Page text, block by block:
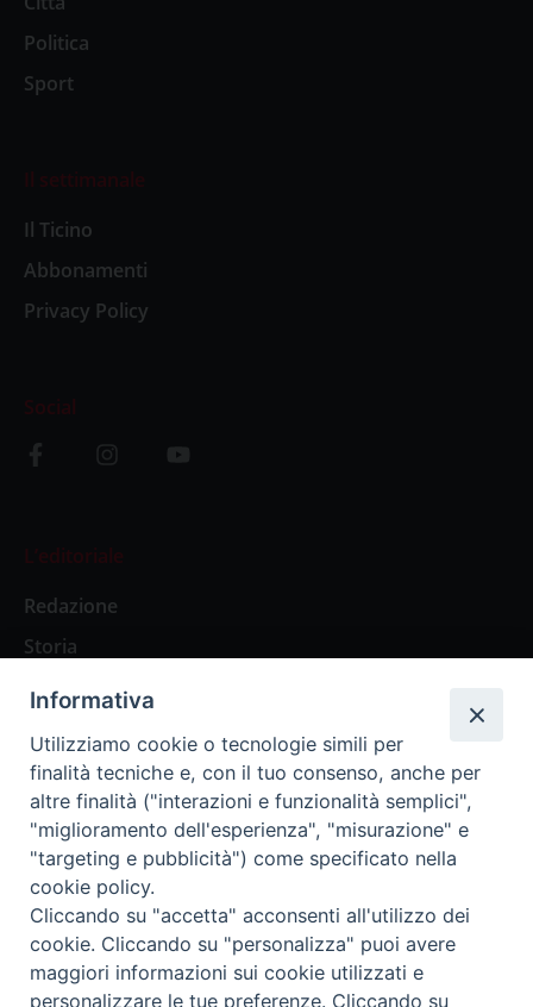
Politica
Sport
Il settimanale
Il Ticino
Abbonamenti
Privacy Policy
Social
L’editoriale
Redazione
Storia
Abbonamenti
Abbonamento Annuale Digitale
Abbonamento Annuale Cartaceo
Abbonamento Singola Copia Digitale
Informativa
Utilizziamo cookie o tecnologie simili per
finalità tecniche e, con il tuo consenso, anche per
altre finalità ("interazioni e funzionalità semplici",
"miglioramento dell'esperienza", "misurazione" e
"targeting e pubblicità") come specificato nella
cookie policy.
Cliccando su "accetta" acconsenti all'utilizzo dei
cookie. Cliccando su "personalizza" puoi avere
maggiori informazioni sui cookie utilizzati e
personalizzare le tue preferenze. Cliccando su